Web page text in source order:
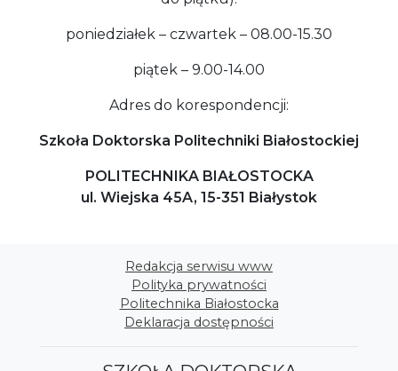
poniedziałek – czwartek – 08.00-15.30
piątek – 9.00-14.00
Adres do korespondencji:
Szkoła Doktorska Politechniki Białostockiej
POLITECHNIKA BIAŁOSTOCKA
ul. Wiejska 45A, 15-351 Białystok
Redakcja serwisu www
Polityka prywatności
Politechnika Białostocka
Deklaracja dostępności